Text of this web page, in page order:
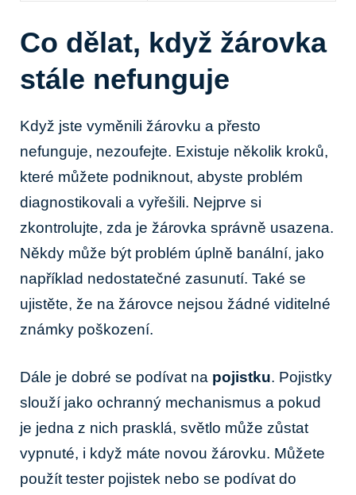
Co dělat, když žárovka
stále nefunguje
Když jste vyměnili žárovku a přesto
nefunguje, nezoufejte. Existuje několik kroků,
které můžete podniknout, abyste problém
diagnostikovali a vyřešili. Nejprve si
zkontrolujte, zda je žárovka správně usazena.
Někdy může být problém úplně banální, jako
například nedostatečné zasunutí. Také se
ujistěte, že na žárovce nejsou žádné viditelné
známky poškození.
Dále je dobré se podívat na pojistku. Pojistky
slouží jako ochranný mechanismus a pokud
je jedna z nich prasklá, světlo může zůstat
vypnuté, i když máte novou žárovku. Můžete
použít tester pojistek nebo se podívat do